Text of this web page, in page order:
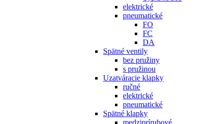
elektrické
pneumatické
FO
FC
DA
Spätné ventily
bez pružiny
s pružinou
Uzatváracie klapky
ručné
elektrické
pneumatické
Spätné klapky
medziprírubové